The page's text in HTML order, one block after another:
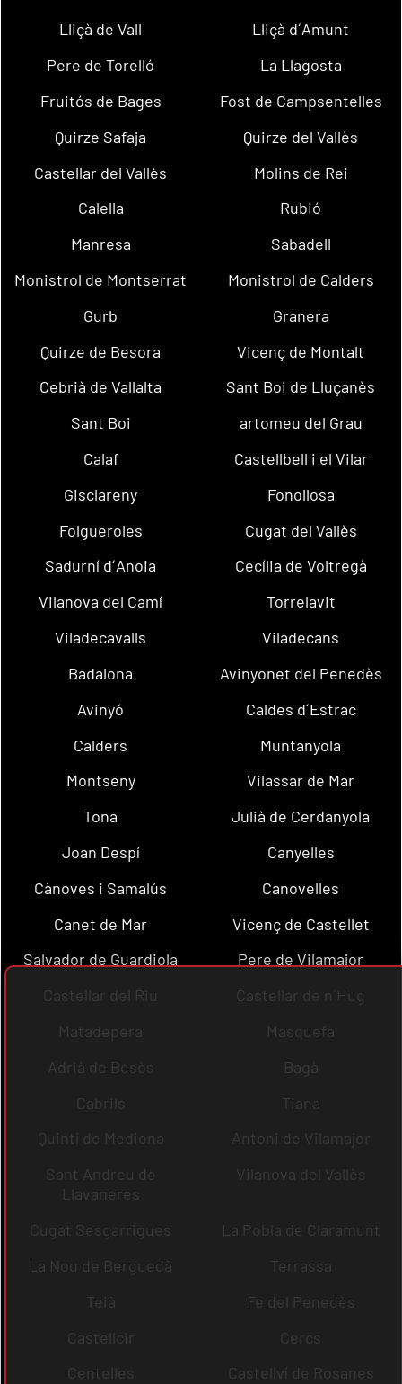
Lliçà de Vall
Lliçà d´Amunt
Pere de Torelló
La Llagosta
Fruitós de Bages
Fost de Campsentelles
Quirze Safaja
Quirze del Vallès
Castellar del Vallès
Molins de Rei
Calella
Rubió
Manresa
Sabadell
Monistrol de Montserrat
Monistrol de Calders
Gurb
Granera
Quirze de Besora
Vicenç de Montalt
Cebrià de Vallalta
Sant Boi de Lluçanès
Sant Boi
artomeu del Grau
Calaf
Castellbell i el Vilar
Gisclareny
Fonollosa
Folgueroles
Cugat del Vallès
Sadurní d´Anoia
Cecília de Voltregà
Vilanova del Camí
Torrelavit
Viladecavalls
Viladecans
Badalona
Avinyonet del Penedès
Avinyó
Caldes d´Estrac
Calders
Muntanyola
Montseny
Vilassar de Mar
Tona
Julià de Cerdanyola
Joan Despí
Canyelles
Cànoves i Samalús
Canovelles
Canet de Mar
Vicenç de Castellet
Salvador de Guardiola
Pere de Vilamajor
Castellar del Riu
Castellar de n´Hug
Matadepera
Masquefa
Adrià de Besòs
Bagà
Cabrils
Tiana
Quintí de Mediona
Antoni de Vilamajor
Sant Andreu de
Llavaneres
Vilanova del Vallès
Cugat Sesgarrigues
La Pobla de Claramunt
La Nou de Berguedà
Terrassa
Teià
Fe del Penedès
Castellcir
Cercs
Centelles
Castellví de Rosanes